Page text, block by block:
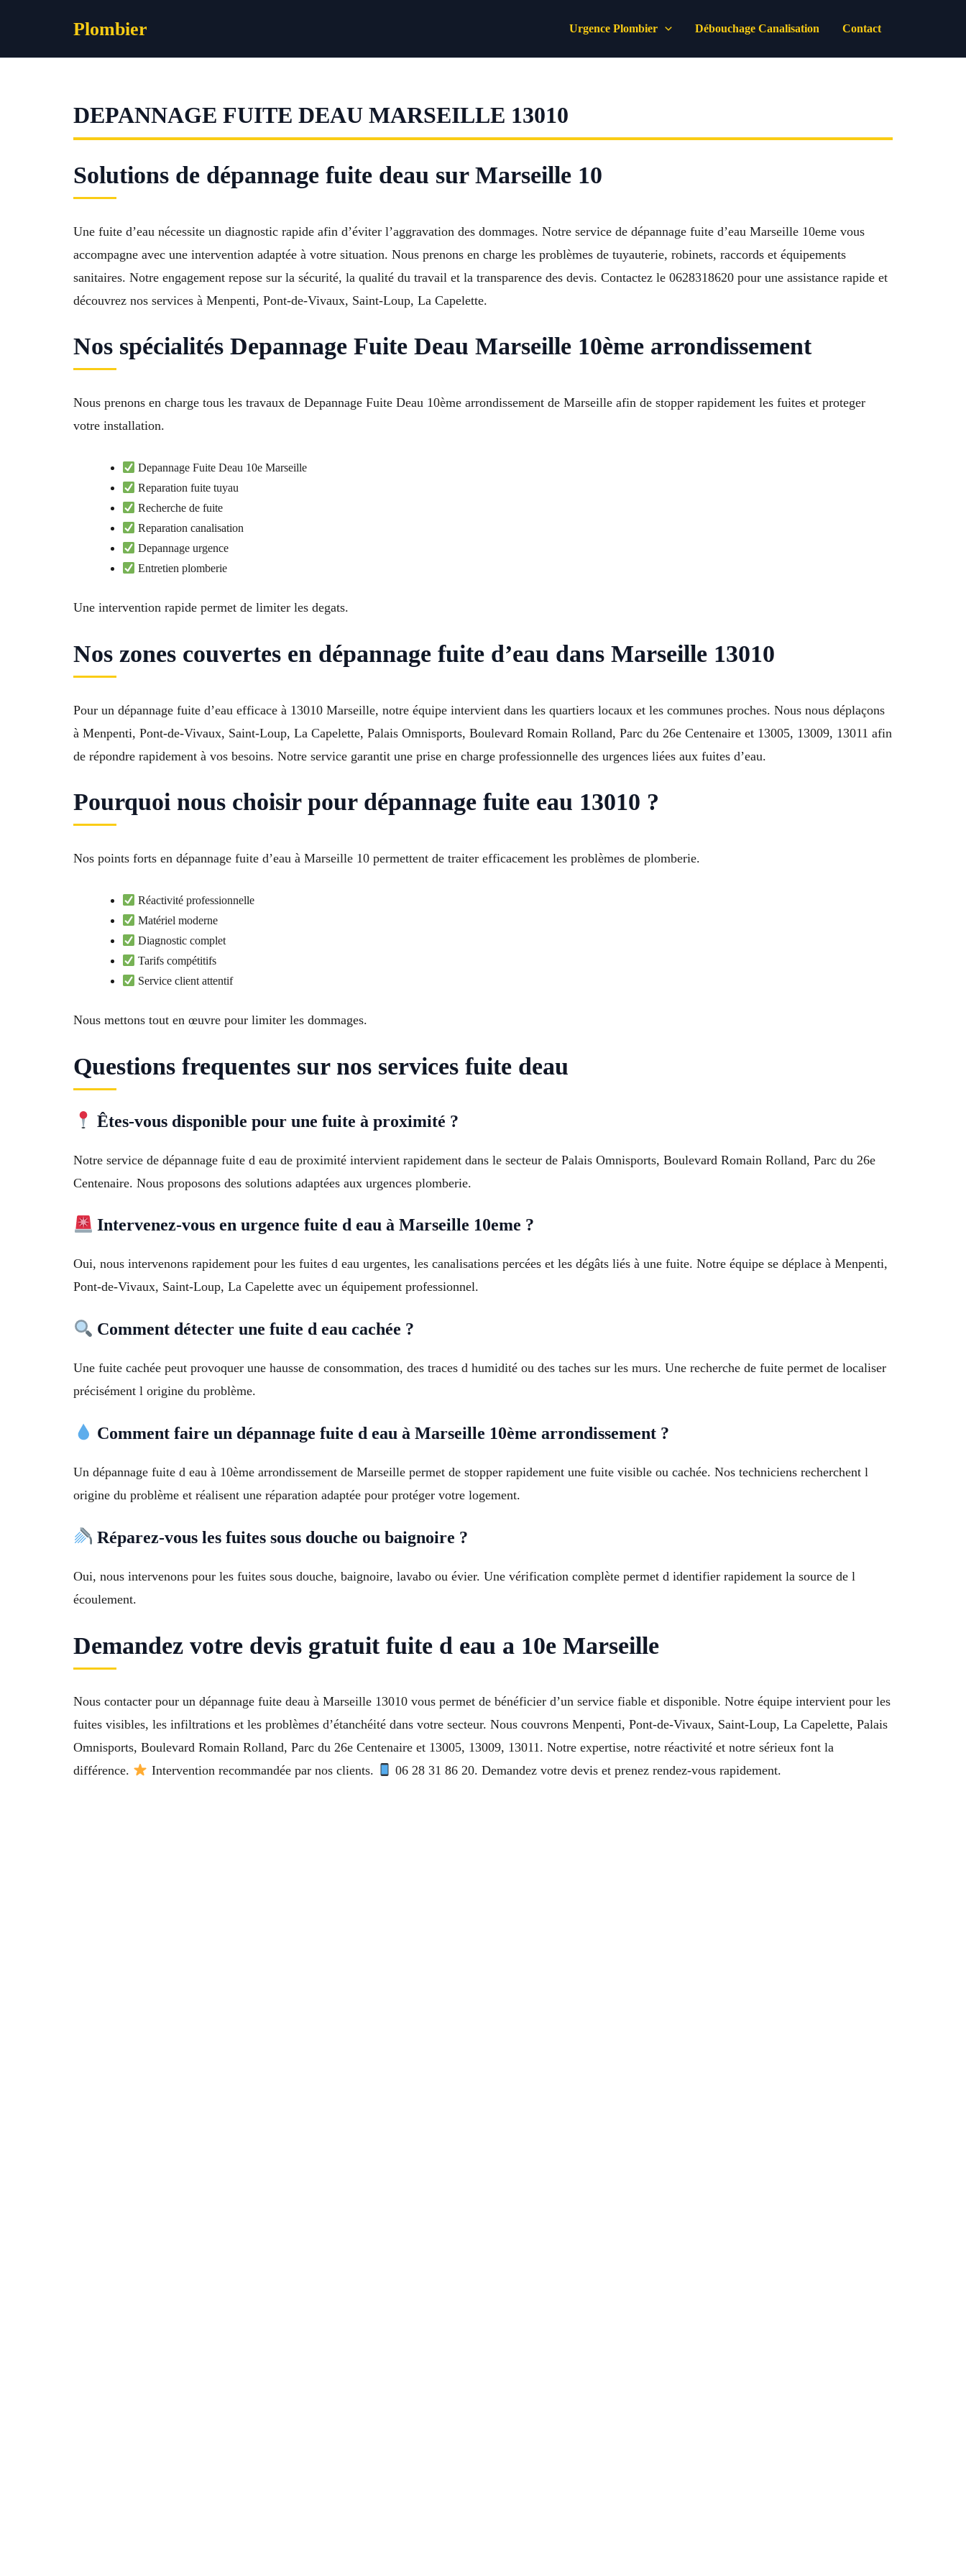
Plombier Urgence Plombier Débouchage Canalisation Contact
DEPANNAGE FUITE DEAU MARSEILLE 13010
Solutions de dépannage fuite deau sur Marseille 10
Une fuite d’eau nécessite un diagnostic rapide afin d’éviter l’aggravation des dommages. Notre service de dépannage fuite d’eau Marseille 10eme vous
accompagne avec une intervention adaptée à votre situation. Nous prenons en charge les problèmes de tuyauterie, robinets, raccords et équipements
sanitaires. Notre engagement repose sur la sécurité, la qualité du travail et la transparence des devis. Contactez le 0628318620 pour une assistance rapide et
découvrez nos services à Menpenti, Pont-de-Vivaux, Saint-Loup, La Capelette.
Nos spécialités Depannage Fuite Deau Marseille 10ème arrondissement
Nous prenons en charge tous les travaux de Depannage Fuite Deau 10ème arrondissement de Marseille afin de stopper rapidement les fuites et proteger
votre installation.
Depannage Fuite Deau 10e Marseille
Reparation fuite tuyau
Recherche de fuite
Reparation canalisation
Depannage urgence
Entretien plomberie
Une intervention rapide permet de limiter les degats.
Nos zones couvertes en dépannage fuite d’eau dans Marseille 13010
Pour un dépannage fuite d’eau efficace à 13010 Marseille, notre équipe intervient dans les quartiers locaux et les communes proches. Nous nous déplaçons
à Menpenti, Pont-de-Vivaux, Saint-Loup, La Capelette, Palais Omnisports, Boulevard Romain Rolland, Parc du 26e Centenaire et 13005, 13009, 13011 afin
de répondre rapidement à vos besoins. Notre service garantit une prise en charge professionnelle des urgences liées aux fuites d’eau.
Pourquoi nous choisir pour dépannage fuite eau 13010 ?
Nos points forts en dépannage fuite d’eau à Marseille 10 permettent de traiter efficacement les problèmes de plomberie.
Réactivité professionnelle
Matériel moderne
Diagnostic complet
Tarifs compétitifs
Service client attentif
Nous mettons tout en œuvre pour limiter les dommages.
Questions frequentes sur nos services fuite deau
Êtes-vous disponible pour une fuite à proximité ?
Notre service de dépannage fuite d eau de proximité intervient rapidement dans le secteur de Palais Omnisports, Boulevard Romain Rolland, Parc du 26e
Centenaire. Nous proposons des solutions adaptées aux urgences plomberie.
Intervenez-vous en urgence fuite d eau à Marseille 10eme ?
Oui, nous intervenons rapidement pour les fuites d eau urgentes, les canalisations percées et les dégâts liés à une fuite. Notre équipe se déplace à Menpenti,
Pont-de-Vivaux, Saint-Loup, La Capelette avec un équipement professionnel.
Comment détecter une fuite d eau cachée ?
Une fuite cachée peut provoquer une hausse de consommation, des traces d humidité ou des taches sur les murs. Une recherche de fuite permet de localiser
précisément l origine du problème.
Comment faire un dépannage fuite d eau à Marseille 10ème arrondissement ?
Un dépannage fuite d eau à 10ème arrondissement de Marseille permet de stopper rapidement une fuite visible ou cachée. Nos techniciens recherchent l
origine du problème et réalisent une réparation adaptée pour protéger votre logement.
Réparez-vous les fuites sous douche ou baignoire ?
Oui, nous intervenons pour les fuites sous douche, baignoire, lavabo ou évier. Une vérification complète permet d identifier rapidement la source de l
écoulement.
Demandez votre devis gratuit fuite d eau a 10e Marseille
Nous contacter pour un dépannage fuite deau à Marseille 13010 vous permet de bénéficier d’un service fiable et disponible. Notre équipe intervient pour les
fuites visibles, les infiltrations et les problèmes d’étanchéité dans votre secteur. Nous couvrons Menpenti, Pont-de-Vivaux, Saint-Loup, La Capelette, Palais
Omnisports, Boulevard Romain Rolland, Parc du 26e Centenaire et 13005, 13009, 13011. Notre expertise, notre réactivité et notre sérieux font la
différence.
Intervention recommandée par nos clients. 06 28 31 86 20. Demandez votre devis et prenez rendez-vous rapidement.